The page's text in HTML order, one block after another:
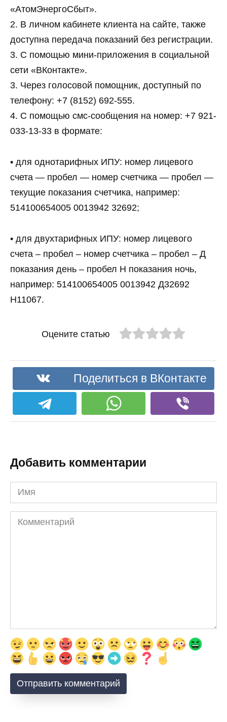
«АтомЭнергоСбыт».
2. В личном кабинете клиента на сайте, также
доступна передача показаний без регистрации.
3. С помощью мини-приложения в социальной
сети «ВКонтакте».
3. Через голосовой помощник, доступный по
телефону: +7 (8152) 692-555.
4. С помощью смс-сообщения на номер: +7 921-
033-13-33 в формате:
• для однотарифных ИПУ: номер лицевого
счета — пробел — номер счетчика — пробел —
текущие показания счетчика, например:
514100654005 0013942 32692;
• для двухтарифных ИПУ: номер лицевого
счета – пробел – номер счетчика – пробел – Д
показания день – пробел Н показания ночь,
например: 514100654005 0013942 Д32692
Н11067.
Оцените статью
Поделиться в ВКонтакте
Добавить комментарии
Имя
Комментарий